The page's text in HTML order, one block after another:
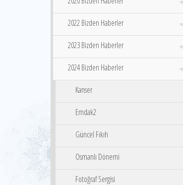
2022 Bizden Haberler
2023 Bizden Haberler
2024 Bizden Haberler
Kanser
Emdak2
Güncel Fıkıh
Osmanlı Dönemi
Fotoğraf Sergisi